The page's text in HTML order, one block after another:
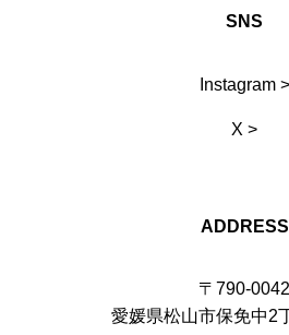
SNS
Instagram >
X >
ADDRESS
〒790-0042
愛媛県松山市保免中2